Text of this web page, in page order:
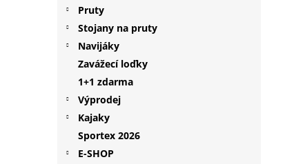
Pruty
Stojany na pruty
Navijáky
Zavážecí loďky
1+1 zdarma
Výprodej
Kajaky
Sportex 2026
E-SHOP